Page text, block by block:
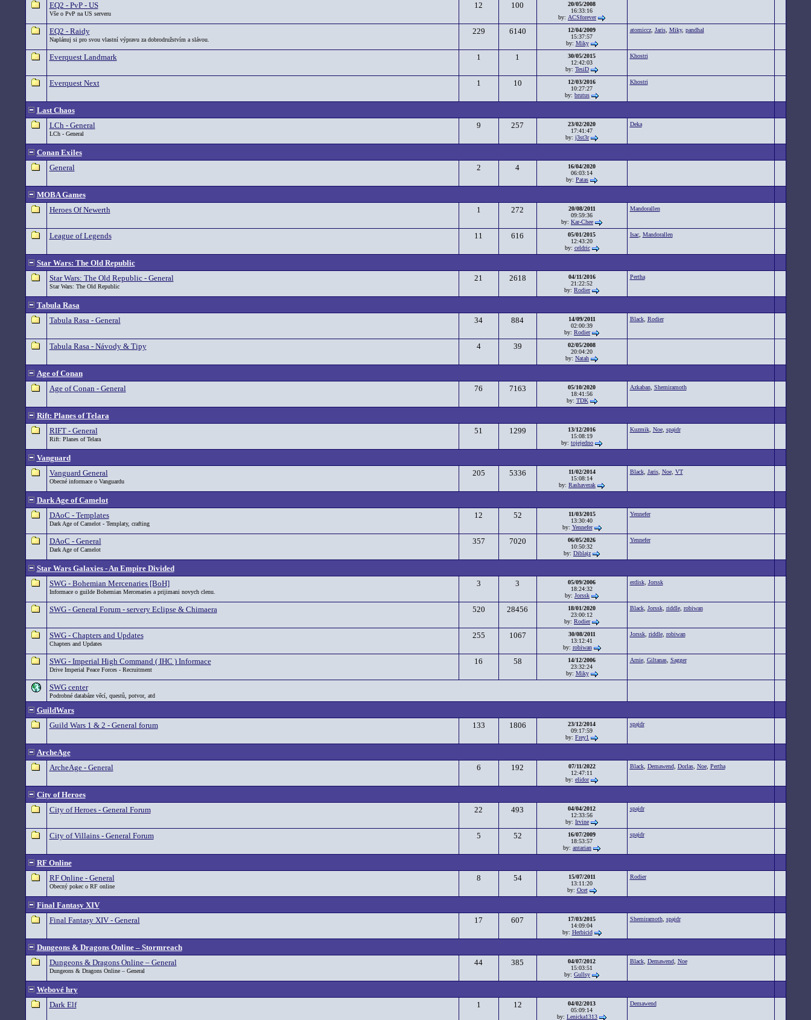
EQ2 - PvP - US
Vše o PvP na US serveru
12 100
20/05/2008
16:33:16
by: ACSforever
EQ2 - Raidy
Naplánuj si pro svou vlastní výpravu za dobrodružstvím a slávou.
229 6140
12/04/2009
15:37:57
by: Miky
atomiccz, Jaris, Miky, pandhal
Everquest Landmark 1 1
30/05/2015
12:42:03
by: TesiD
Khostri
Everquest Next 1 10
12/03/2016
10:27:27
by: brutus
Khostri
Last Chaos
LCh - General
LCh - General
9 257
23/02/2020
17:41:47
by: j3st3r
Deka
Conan Exiles
General
2 4
16/04/2020
06:03:14
by: Patas
MOBA Games
Heroes Of Newerth
1 272
20/08/2011
09:59:36
by: Kar-Chee
Mandorallen
League of Legends 11 616
05/01/2015
12:43:20
by: celdric
Isac, Mandorallen
Star Wars: The Old Republic
Star Wars: The Old Republic - General
Star Wars: The Old Republic
21 2618
04/11/2016
21:22:52
by: Rodier
Pertha
Tabula Rasa
Tabula Rasa - General
34 884
14/09/2011
02:00:39
by: Rodier
Black, Rodier
Tabula Rasa - Návody & Tipy 4 39
02/05/2008
20:04:20
by: Natah
Age of Conan
Age of Conan - General
76 7163
05/10/2020
18:41:56
by: TDK
Azkaban, Shemiramoth
Rift: Planes of Telara
RIFT - General
Rift: Planes of Telara
51 1299
13/12/2016
15:08:19
by: tojejedno
Kuzmik, Noe, spajdr
Vanguard
Vanguard General
Obecné informace o Vanguardu
205 5336
11/02/2014
15:08:14
by: Rashaverak
Black, Jaris, Noe, VT
Dark Age of Camelot
DAoC - Templates
Dark Age of Camelot - Templaty, crafting
12 52
11/03/2015
13:30:40
by: Yennefer
Yennefer
DAoC - General
Dark Age of Camelot
357 7020
06/05/2026
10:50:32
by: Diblajz
Yennefer
Star Wars Galaxies - An Empire Divided
SWG - Bohemian Mercenaries [BoH]
Informace o guilde Bohemian Mercenaries a prijimani novych clenu.
3 3
05/09/2006
18:24:32
by: Jorssk
erdisk, Jorssk
SWG - General Forum - servery Eclipse & Chimaera 520 28456
18/01/2020
23:00:12
by: Rodier
Black, Jorssk, riddle, robiwan
SWG - Chapters and Updates
Chapters and Updates
255 1067
30/08/2011
13:12:41
by: robiwan
Jorssk, riddle, robiwan
SWG - Imperial High Command ( IHC ) Informace
Drive Imperial Peace Forces - Recruitment
16 58
14/12/2006
23:32:24
by: Miky
Arnie, Giltanas, Sagger
SWG center
Podrobné databáze věcí, questů, potvor, atd
GuildWars
Guild Wars 1 & 2 - General forum
133 1806
23/12/2014
09:17:59
by: Frey1
spajdr
ArcheAge
ArcheAge - General
6 192
07/11/2022
12:47:11
by: elidor
Black, Demawend, Dorlas, Noe, Pertha
City of Heroes
City of Heroes - General Forum
22 493
04/04/2012
12:33:56
by: Irvine
spajdr
City of Villains - General Forum 5 52
16/07/2009
18:53:57
by: antarian
spajdr
RF Online
RF Online - General
Obecný pokec o RF online
8 54
15/07/2011
13:11:20
by: Ocet
Rodier
Final Fantasy XIV
Final Fantasy XIV - General
17 607
17/03/2015
14:09:04
by: Herbicid
Shemiramoth, spajdr
Dungeons & Dragons Online – Stormreach
Dungeons & Dragons Online – General
Dungeons & Dragons Online – General
44 385
04/07/2012
15:03:51
by: Gullsy
Black, Demawend, Noe
Webové hry
Dark Elf
1 12
04/02/2013
05:09:14
by: Lenicka1313
Demawend